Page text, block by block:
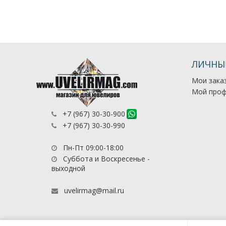
+7 (967) 30-30-900
+7 (967) 30-30-990
Пн-Пт 09:00-18:00
Суббота и Воскресенье -
выходной
uvelirmag@mail.ru
Мои
Мой